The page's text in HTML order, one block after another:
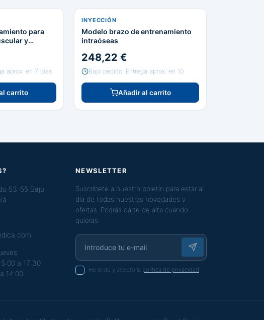
para
y
aprox. en 7 días
carrito
INYECCIÓN
Modelo brazo de entrenamiento
intraóseas
248,22 €
Bajo pedido, Entrega aprox. en 10
Añadir al carrito
53-55 Bajo
a 17:30
14:00
NEWSLETTER
Suscríbete a nuestro boletín para estar al
día de todas nuestras novedades y
ofertas. Podrás darte de alta cuando
quieras:
He leido y acepto la política de privacidad